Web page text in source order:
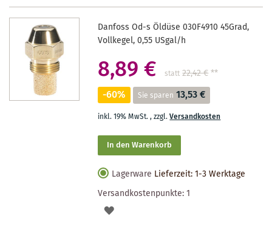
Danfoss Od-s Öldüse 030F4910 45Grad,
Vollkegel, 0,55 USgal/h
8,89 € statt 22,42 €**
-60% Sie sparen 13,53 €
inkl. 19% MwSt.,zzgl.Versandkosten
In den Warenkorb
Lagerware Lieferzeit: 1-3 Werktage
Versandkostenpunkte:1
AUF